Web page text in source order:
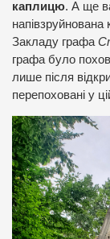
каплицю. А ще
Закладу графа
графа було
лише після
перепоховані у